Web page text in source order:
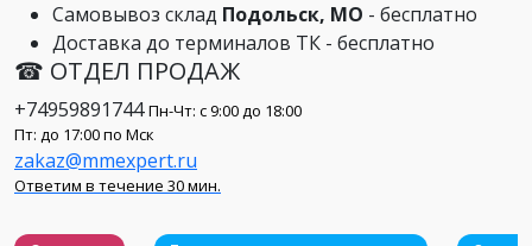
Самовывоз склад Подольск, МО - бесплатно
Доставка до терминалов ТК - бесплатно
☎ ОТДЕЛ ПРОДАЖ
+74959891744 Пн-Чт: с 9:00 до 18:00
Пт: до 17:00 по Мск
zakaz@mmexpert.ru
Ответим в течение 30 мин.